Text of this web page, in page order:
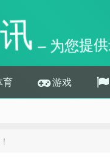
– 为您提
游戏